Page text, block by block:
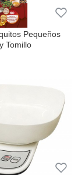
Pequeños
Tomillo